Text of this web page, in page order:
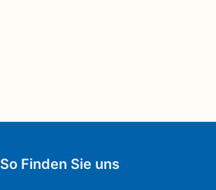
So Finden Sie uns